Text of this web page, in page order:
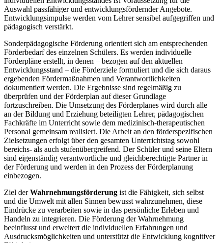
Auswahl passfähiger und entwicklungsfördernder Angebote.
Entwicklungsimpulse werden vom Lehrer sensibel aufgegriffen und
pädagogisch verstärkt.
Sonderpädagogische Förderung orientiert sich am entsprechenden
Förderbedarf des einzelnen Schülers. Es werden individuelle
Förderpläne erstellt, in denen – bezogen auf den aktuellen
Entwicklungsstand – die Förderziele formuliert und die sich daraus
ergebenden Fördermaßnahmen und Verantwortlichkeiten
dokumentiert werden. Die Ergebnisse sind regelmäßig zu
überprüfen und der Förderplan auf dieser Grundlage
fortzuschreiben. Die Umsetzung des Förderplanes wird durch alle
an der Bildung und Erziehung beteiligten Lehrer, pädagogischen
Fachkräfte im Unterricht sowie dem medizinisch-therapeutischen
Personal gemeinsam realisiert. Die Arbeit an den förderspezifischen
Zielsetzungen erfolgt über den gesamten Unterrichtstag sowohl
bereichs- als auch stufenübergreifend. Der Schüler und seine Eltern
sind eigenständig verantwortliche und gleichberechtigte Partner in
der Förderung und werden in den Prozess der Förderplanung
einbezogen.
Ziel derWahrnehmungsförderung ist die Fähigkeit, sich selbst
und die Umwelt mit allen Sinnen bewusst wahrzunehmen, diese
Eindrücke zu verarbeiten sowie in das persönliche Erleben und
Handeln zu integrieren. Die Förderung der Wahrnehmung
beeinflusst und erweitert die individuellen Erfahrungen und
Ausdrucksmöglichkeiten und unterstützt die Entwicklung kognitiver